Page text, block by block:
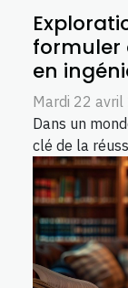
formuler
en
Mardi 22
Dans un
clé de la